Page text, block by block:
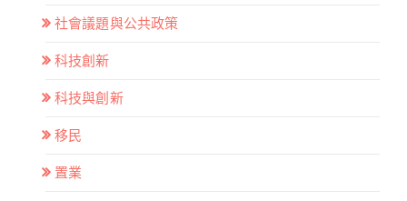
社會議題與公共政策
科技創新
科技與創新
移民
置業